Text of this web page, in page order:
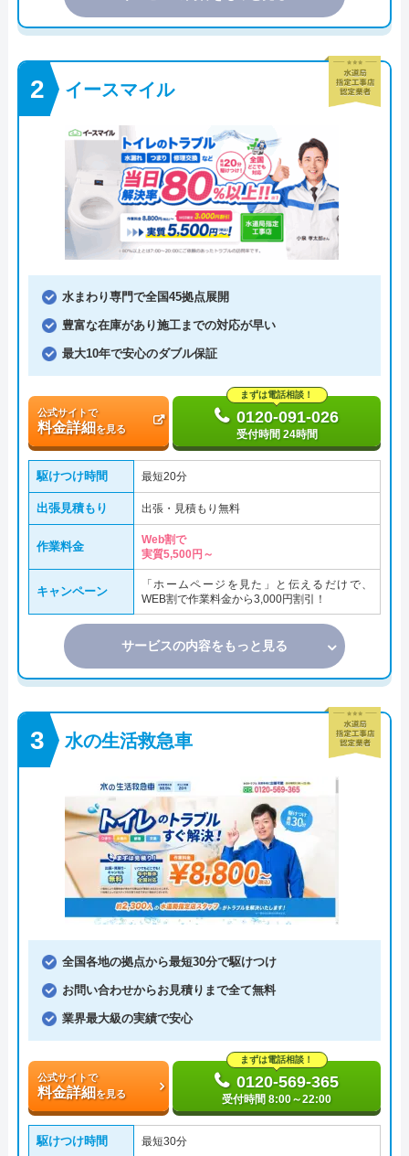
イースマイル
水まわり専門で全国45拠点展開
豊富な在庫があり施工までの対応が早い
最大10年で安心のダブル保証
公式サイトで
料金詳細を見る
まずは電話相談！
0120-091-026
受付時間 24時間
駆けつけ時間 最短20分
出張見積もり 出張・見積もり無料
作業料金
Web割で
実質5,500円～
キャンペーン
「ホームページを見た」と伝えるだけで、
WEB割で作業料金から3,000円割引！
サービスの内容をもっと見る
水の生活救急車
全国各地の拠点から最短30分で駆けつけ
お問い合わせからお見積りまで全て無料
業界最大級の実績で安心
公式サイトで
料金詳細を見る
まずは電話相談！
0120-569-365
受付時間 8:00～22:00
駆けつけ時間 最短30分